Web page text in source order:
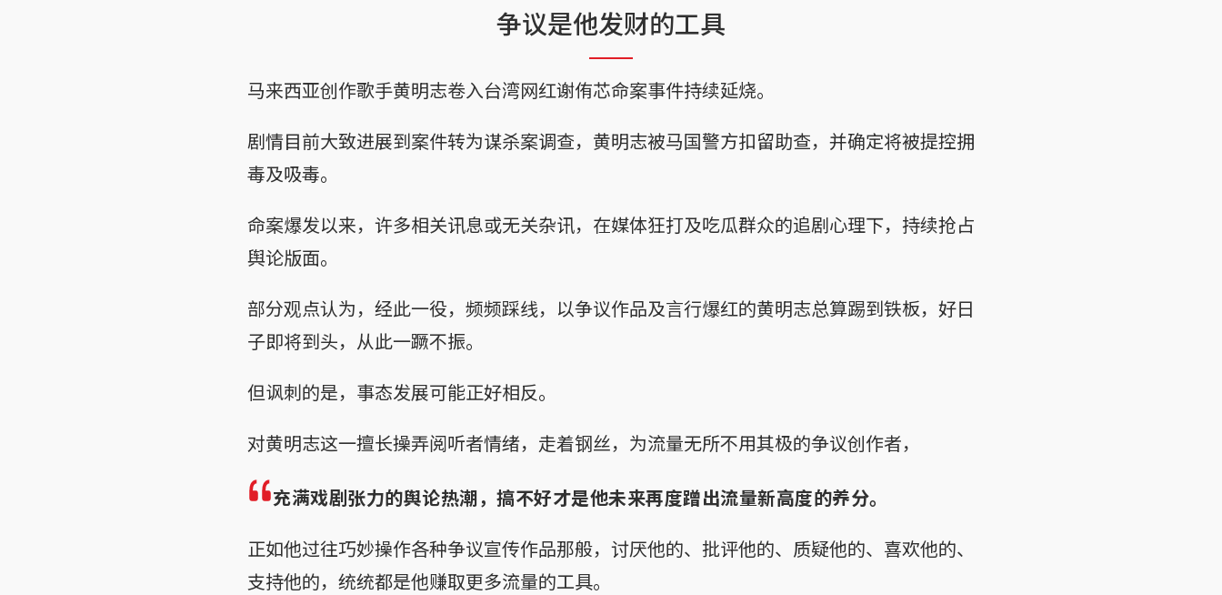
争议是他发财的工具
马来西亚创作歌手黄明志卷入台湾网红谢侑芯命案事件持续延烧。
剧情目前大致进展到案件转为谋杀案调查，黄明志被马国警方扣留助查，并确定将被提控拥
毒及吸毒。
命案爆发以来，许多相关讯息或无关杂讯，在媒体狂打及吃瓜群众的追剧心理下，持续抢占
舆论版面。
部分观点认为，经此一役，频频踩线，以争议作品及言行爆红的黄明志总算踢到铁板，好日
子即将到头，从此一蹶不振。
但讽刺的是，事态发展可能正好相反。
对黄明志这一擅长操弄阅听者情绪，走着钢丝，为流量无所不用其极的争议创作者，
充满戏剧张力的舆论热潮，搞不好才是他未来再度蹭出流量新高度的养分。
正如他过往巧妙操作各种争议宣传作品那般，讨厌他的、批评他的、质疑他的、喜欢他的、
支持他的，统统都是他赚取更多流量的工具。